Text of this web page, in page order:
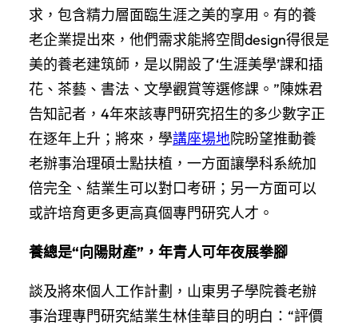
求，包含精力層面臨生涯之美的享用。有的養
老企業提出來，他們需求能將空間design得很是
美的養老建筑師，是以開設了‘生涯美學’課和插
花、茶藝、書法、文學觀賞等選修課。”陳姝君
告知記者，4年來該專門研究招生的多少數字正
在逐年上升；將來，學講座場地院盼望推動養
老辦事治理碩士點扶植，一方面讓學科系統加
倍完全、結業生可以對口考研；另一方面可以
或許培育更多更高真個專門研究人才。
養總是“向陽財產”，年青人可年夜展拳腳
談及將來個人工作計劃，山東男子學院養老辦
事治理專門研究結業生林佳華目的明白：“評價